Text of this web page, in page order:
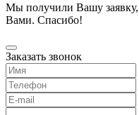
Мы получили Вашу
Вами. Спасибо!
Заказать звонок